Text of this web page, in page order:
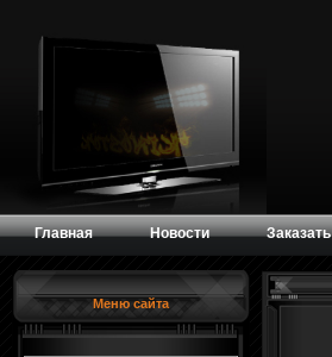
Главная Новости Заказать
Меню сайта